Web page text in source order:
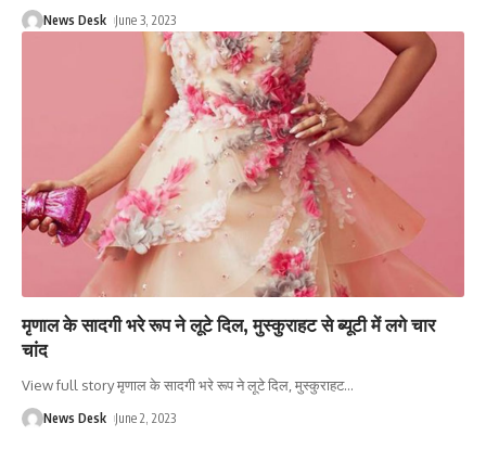
News Desk June 3, 2023
मृणाल के सादगी भरे रूप ने लूटे दिल, मुस्कुराहट से ब्यूटी में लगे चार
चांद
View full story मृणाल के सादगी भरे रूप ने लूटे दिल, मुस्कुराहट…
News Desk June 2, 2023